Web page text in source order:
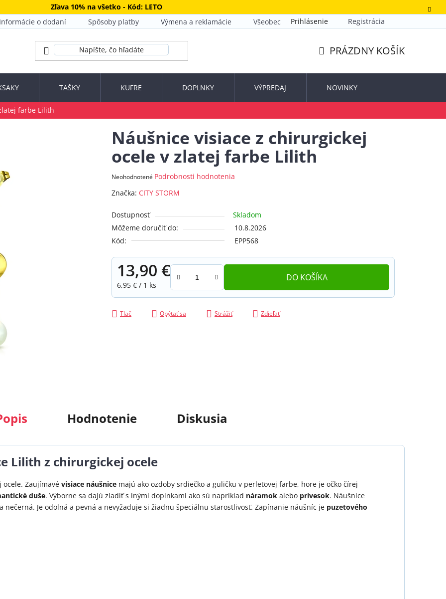
Zľava 10% na všetko - Kód: LETO
Informácie o dodaní Spôsoby platby Výmena a reklamácie Všeobecné obchodné podmienky
Prihlásenie Registrácia
KOŠÍK
PRÁZDNY KOŠÍK
TAŠKY KUFRE DOPLNKY VÝPREDAJ NOVINKY
farbe Lilith
Náušnice visiace z chirurgickej
ocele v zlatej farbe Lilith
Priemerné
produktu
z
5
hviezdičiek.
Neohodnotené Podrobnosti hodnotenia
Značka: CITY STORM
Dostupnosť
Skladom
Môžeme doručiť do:
10.8.2026
Kód:
EPP568
13,90 €
Jednotková cena:
6,95 € / 1 ks
DO KOŠÍKA
Tlač Opýtať sa Strážiť Zdieľať
Hodnotenie Diskusia
Lilith z chirurgickej ocele
Zaujímavé visiace náušnice majú ako ozdoby srdiečko a guličku v perleťovej farbe, hore je očko čírej
duše. Výborne sa dajú zladiť s inými doplnkami ako sú napríklad náramok alebo prívesok. Náušnice
nečerná. Je odolná a pevná a nevyžaduje si žiadnu špeciálnu starostlivosť. Zapínanie náušníc je puzetového